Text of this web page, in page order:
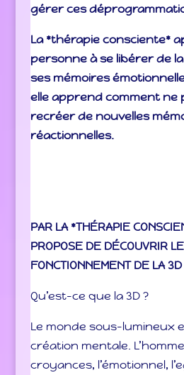
gérer ces
La *thérapie consciente*
personne à se libérer de
ses mémoires
elle apprend comment ne
recréer de nouvelles
réactionnelles.
PAR LA *THÉRAPIE
PROPOSE DE DÉCOUVRIR LE
FONCTIONNEMENT DE LA 3D
Qu’est-ce que la 3D ?
Le monde sous-lumineux
création mentale.
croyances, l’émotionnel,